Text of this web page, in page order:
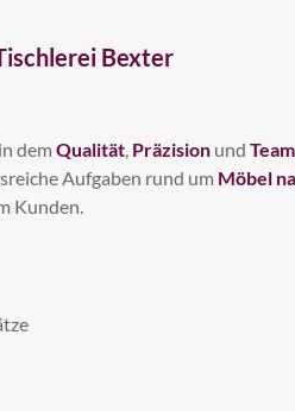
Bexter
dem Qualität, Präzision und
Aufgaben rund um Möbel
Kunden.